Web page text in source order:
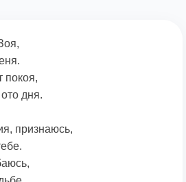
покоя,
дня.
признаюсь,